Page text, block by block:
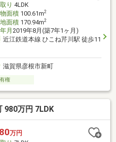
り 4LDK
面積100.61m2
面積170.94m2
月 2019年8月(築7年1ヶ月)
近江鉄道本線 ひこね芹川駅 徒歩11
滋賀県彦根市新町
権
980万円 7LDK
万円